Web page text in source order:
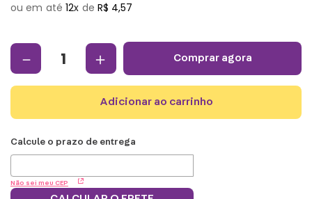
12 R$ 4,57
＋
－ comprar agora
adicionar ao carrinho
Não sei meu CEP